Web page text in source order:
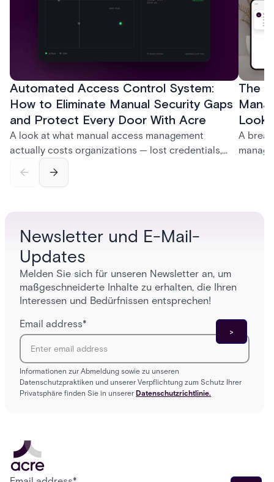
Automated Access Control System:
How to Eliminate Manual Security Gaps
and Protect Every Door With Acre
A look at what manual access management
actually costs organizations — lost credentials,
— and how Acre's automated access control
The
Look
A
Newsletter und E-Mail-
Updates
Melden Sie sich für unseren Newsletter an, um
maßgeschneiderte Inhalte zu erhalten, die Ihren
Interessen und Bedürfnissen entsprechen!
Email address*
Informationen zur Abmeldung sowie zu unseren
Datenschutzpraktiken und unserer Verpflichtung zum Schutz Ihrer
Privatsphäre finden Sie in unserer Datenschutzrichtlinie.